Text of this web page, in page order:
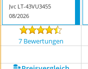
Jvc LT-43VU3455
08/2026
7 Bewertungen